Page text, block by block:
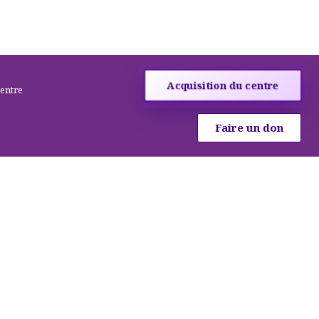
Acquisition du centre
Faire un don